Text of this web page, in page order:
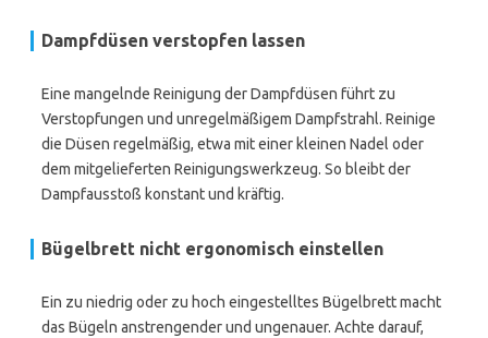
Dampfdüsen verstopfen lassen
Eine mangelnde Reinigung der Dampfdüsen führt zu
Verstopfungen und unregelmäßigem Dampfstrahl. Reinige
die Düsen regelmäßig, etwa mit einer kleinen Nadel oder
dem mitgelieferten Reinigungswerkzeug. So bleibt der
Dampfausstoß konstant und kräftig.
Bügelbrett nicht ergonomisch einstellen
Ein zu niedrig oder zu hoch eingestelltes Bügelbrett macht
das Bügeln anstrengender und ungenauer. Achte darauf,